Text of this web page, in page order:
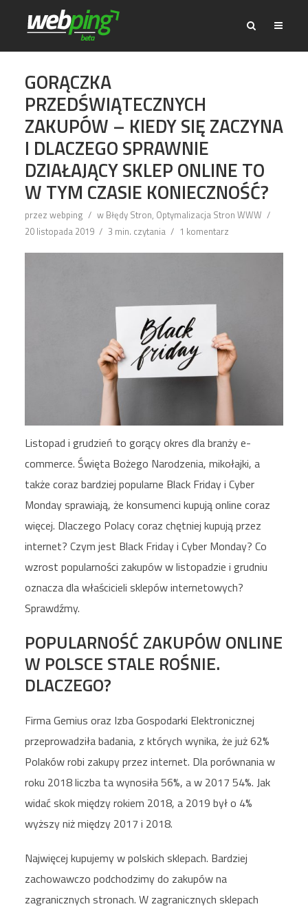
GORĄCZKA
PRZEDŚWIĄTECZNYCH
ZAKUPÓW – KIEDY SIĘ ZACZYNA
I DLACZEGO SPRAWNIE
DZIAŁAJĄCY SKLEP ONLINE TO
W TYM CZASIE KONIECZNOŚĆ?
przez webping w Błędy Stron, Optymalizacja Stron WWW
20 listopada 2019
3 min. czytania 1 komentarz
Listopad i grudzień to gorący okres dla branży e-
commerce. Święta Bożego Narodzenia, mikołajki, a
także coraz bardziej popularne Black Friday i Cyber
Monday sprawiają, że konsumenci kupują online coraz
więcej. Dlaczego Polacy coraz chętniej kupują przez
internet? Czym jest Black Friday i Cyber Monday? Co
wzrost popularności zakupów w listopadzie i grudniu
oznacza dla właścicieli sklepów internetowych?
Sprawdźmy.
POPULARNOŚĆ ZAKUPÓW ONLINE
W POLSCE STALE ROŚNIE.
DLACZEGO?
Firma Gemius oraz Izba Gospodarki Elektronicznej
przeprowadziła badania, z których wynika, że już 62%
Polaków robi zakupy przez internet. Dla porównania w
roku 2018 liczba ta wynosiła 56%, a w 2017 54%. Jak
widać skok między rokiem 2018, a 2019 był o 4%
wyższy niż między 2017 i 2018.
Najwięcej kupujemy w polskich sklepach. Bardziej
zachowawczo podchodzimy do zakupów na
zagranicznych stronach. W zagranicznych sklepach